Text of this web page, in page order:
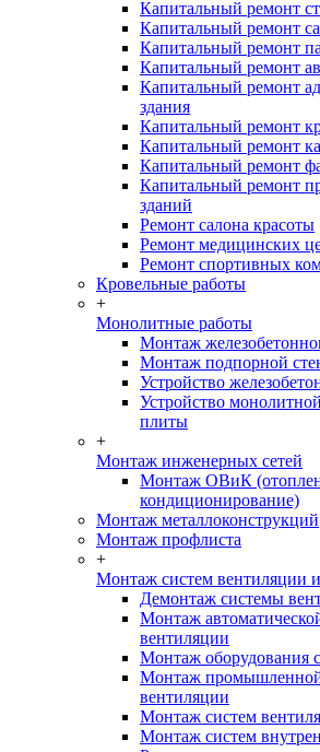
Капитальный ремонт
Капитальный ремонт
Капитальный ремонт
Капитальный ремонт
Капитальный ремонт
здания
Капитальный ремонт
Капитальный ремонт
Капитальный ремонт
Капитальный ремонт
зданий
Ремонт салона красоты
Ремонт медицинских
Ремонт спортивных
Кровельные работы
+
Монолитные работы
Монтаж
Монтаж подпорной
Устройство
Устройство
плиты
+
Монтаж инженерных сетей
Монтаж ОВиК
кондиционирование)
Монтаж металлоконструкций
Монтаж профлиста
+
Монтаж систем вентиляции
Демонтаж системы
Монтаж
вентиляции
Монтаж оборудования
Монтаж
вентиляции
Монтаж систем
Монтаж систем